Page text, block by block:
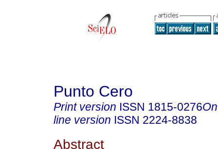
Punto Cero
Print version ISSN 1815-0276
line version ISSN 2224-8838
Abstract